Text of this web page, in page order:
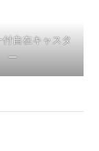
自在キャスタ
ー